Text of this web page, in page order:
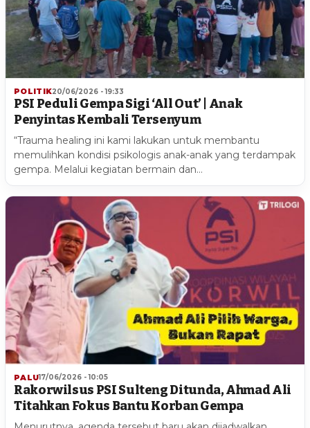
POLITIK20/06/2026 - 19:33
PSI Peduli Gempa Sigi ‘All Out’ | Anak
Penyintas Kembali Tersenyum
“Trauma healing ini kami lakukan untuk membantu
memulihkan kondisi psikologis anak-anak yang terdampak
gempa. Melalui kegiatan bermain dan…
PALU17/06/2026 - 10:05
Rakorwilsus PSI Sulteng Ditunda, Ahmad Ali
Titahkan Fokus Bantu Korban Gempa